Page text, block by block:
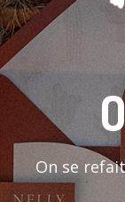
On se